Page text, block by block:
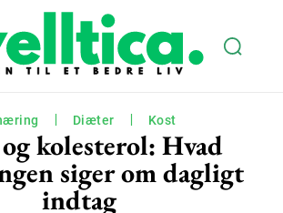
Diæter Kost
kolesterol: Hvad
siger om dagligt
indtag